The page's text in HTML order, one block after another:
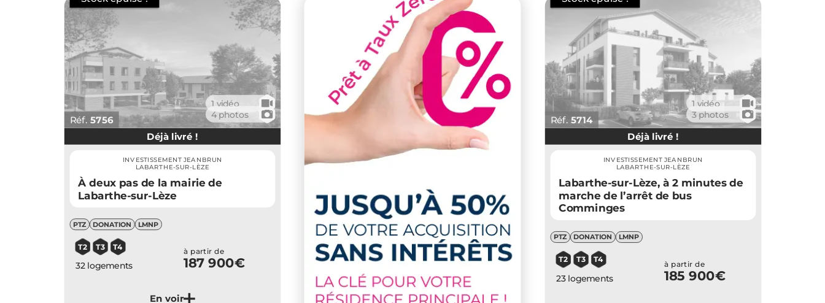
Réf. 5756
1 vidéo 🎥
4 photos 📷
Déjà livré !
INVESTISSEMENT JEANBRUN
LABARTHE-SUR-LÈZE
À deux pas de la mairie de
Labarthe-sur-Lèze
PTZ DONATION LMNP
T2 T3 T4
32 logements
à partir de
187 900€
Réf. 5714
1 vidéo 🎥
3 photos 📷
Déjà livré !
INVESTISSEMENT JEANBRUN
LABARTHE-SUR-LÈZE
Labarthe-sur-Lèze, à 2 minutes de
marche de l’arrêt de bus
Comminges
PTZ DONATION LMNP
T2 T3 T4
23 logements
à partir de
185 900€